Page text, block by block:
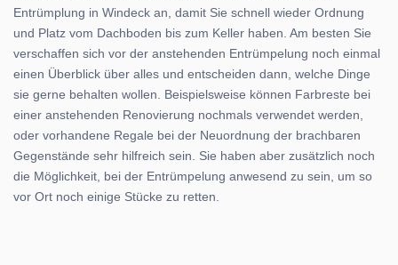
Entrümplung in Windeck an, damit Sie schnell wieder Ordnung
und Platz vom Dachboden bis zum Keller haben. Am besten Sie
verschaffen sich vor der anstehenden Entrümpelung noch einmal
einen Überblick über alles und entscheiden dann, welche Dinge
sie gerne behalten wollen. Beispielsweise können Farbreste bei
einer anstehenden Renovierung nochmals verwendet werden,
oder vorhandene Regale bei der Neuordnung der brachbaren
Gegenstände sehr hilfreich sein. Sie haben aber zusätzlich noch
die Möglichkeit, bei der Entrümpelung anwesend zu sein, um so
vor Ort noch einige Stücke zu retten.